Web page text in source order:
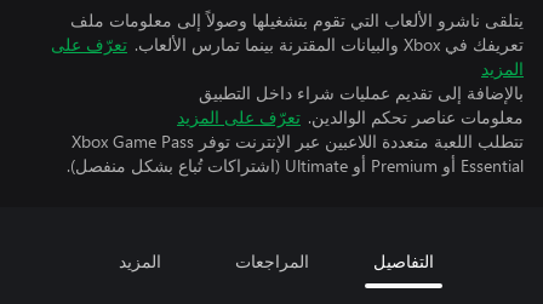
يتلقى ناشرو الألعاب التي تقوم بتشغيلها وصولاً إلى معلومات ملف
تعريفك في Xbox والبيانات المقترنة بينما تمارس الألعاب.
تعرّف على
المزيد
بالإضافة إلى تقديم عمليات شراء داخل التطبيق
معلومات عناصر تحكم الوالدين. تعرّف على المزيد
تتطلب اللعبة متعددة اللاعبين عبر الإنترنت توفر Xbox Game Pass
Essential أو Premium أو Ultimate (اشتراكات تُباع بشكل منفصل).
التفاصيل المراجعات المزيد